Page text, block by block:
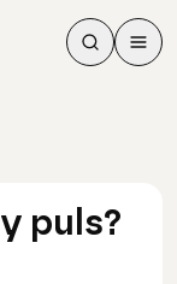
Søk
Søk
Meny
puls?